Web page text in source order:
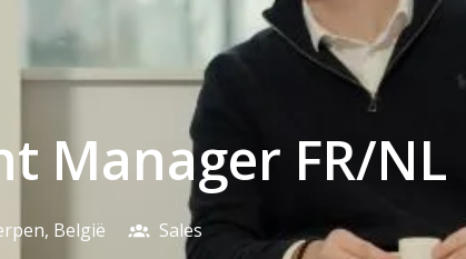
Manager FR/NL
, België Sales​